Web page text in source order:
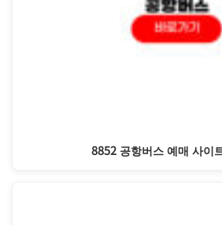
8852 공항버스 예매 사이